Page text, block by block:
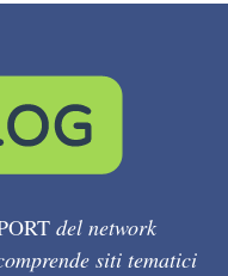
del network
siti tematici